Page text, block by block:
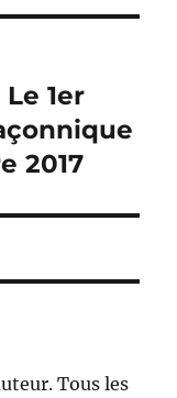
1er
2017
Tous les